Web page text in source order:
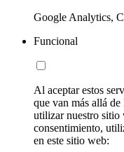
Google Analytics,
Funcional
Al aceptar estos
que van más allá
utilizar nuestro sitio
consentimiento,
en este sitio web: